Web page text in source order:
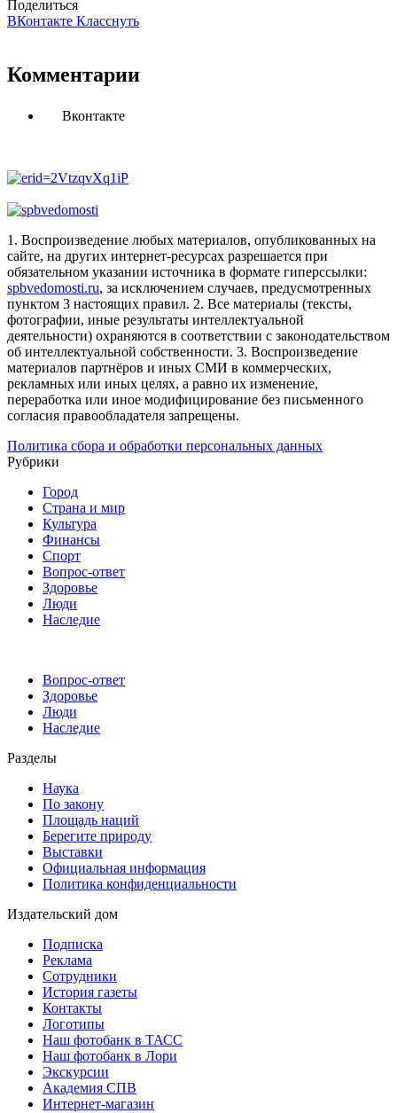
Поделиться
ВКонтакте Класснуть
Комментарии
Вконтакте
1. Воспроизведение любых материалов, опубликованных на
сайте, на других интернет-ресурсах разрешается при
обязательном указании источника в формате гиперссылки:
spbvedomosti.ru, за исключением случаев, предусмотренных
пунктом 3 настоящих правил. 2. Все материалы (тексты,
фотографии, иные результаты интеллектуальной
деятельности) охраняются в соответствии с законодательством
об интеллектуальной собственности. 3. Воспроизведение
материалов партнёров и иных СМИ в коммерческих,
рекламных или иных целях, а равно их изменение,
переработка или иное модифицирование без письменного
согласия правообладателя запрещены.
Политика сбора и обработки персональных данных
Рубрики
Город
Страна и мир
Культура
Финансы
Спорт
Вопрос-ответ
Здоровье
Люди
Наследие
Вопрос-ответ
Здоровье
Люди
Наследие
Разделы
Наука
По закону
Площадь наций
Берегите природу
Выставки
Официальная информация
Политика конфиденциальности
Издательский дом
Подписка
Реклама
Сотрудники
История газеты
Контакты
Логотипы
Наш фотобанк в ТАСС
Наш фотобанк в Лори
Экскурсии
Академия СПВ
Интернет-магазин